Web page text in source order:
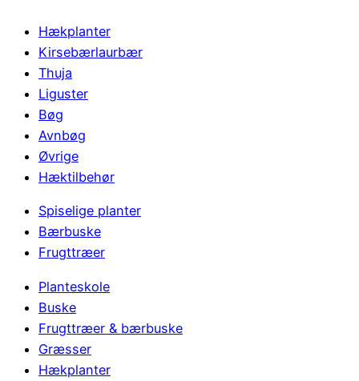
Hækplanter
Kirsebærlaurbær
Thuja
Liguster
Bøg
Avnbøg
Øvrige
Hæktilbehør
Spiselige planter
Bærbuske
Frugttræer
Planteskole
Buske
Frugttræer & bærbuske
Græsser
Hækplanter